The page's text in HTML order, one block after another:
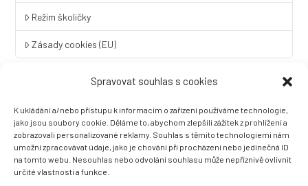
Spravovat souhlas s cookies
K ukládání a/nebo přístupu k informacím o zařízení používáme technologie,
jako jsou soubory cookie. Děláme to, abychom zlepšili zážitek z prohlížení a
zobrazovali personalizované reklamy. Souhlas s těmito technologiemi nám
umožní zpracovávat údaje, jako je chování při procházení nebo jedinečná ID
na tomto webu. Nesouhlas nebo odvolání souhlasu může nepříznivě ovlivnit
určité vlastnosti a funkce.
Režim školičky
Zásady cookies (EU)
LINGUA UNIVERSAL soukromá základní škola a mateřská škola
s.r.o.
Sovova 2
412 01 Litoměřice